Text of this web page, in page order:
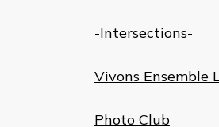
-Intersections-
Vivons Ensemble
Photo Club